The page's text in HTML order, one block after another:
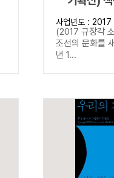
새기다
사업년도 : 2017
(2017 규장각
조선의 문화를
년 1...